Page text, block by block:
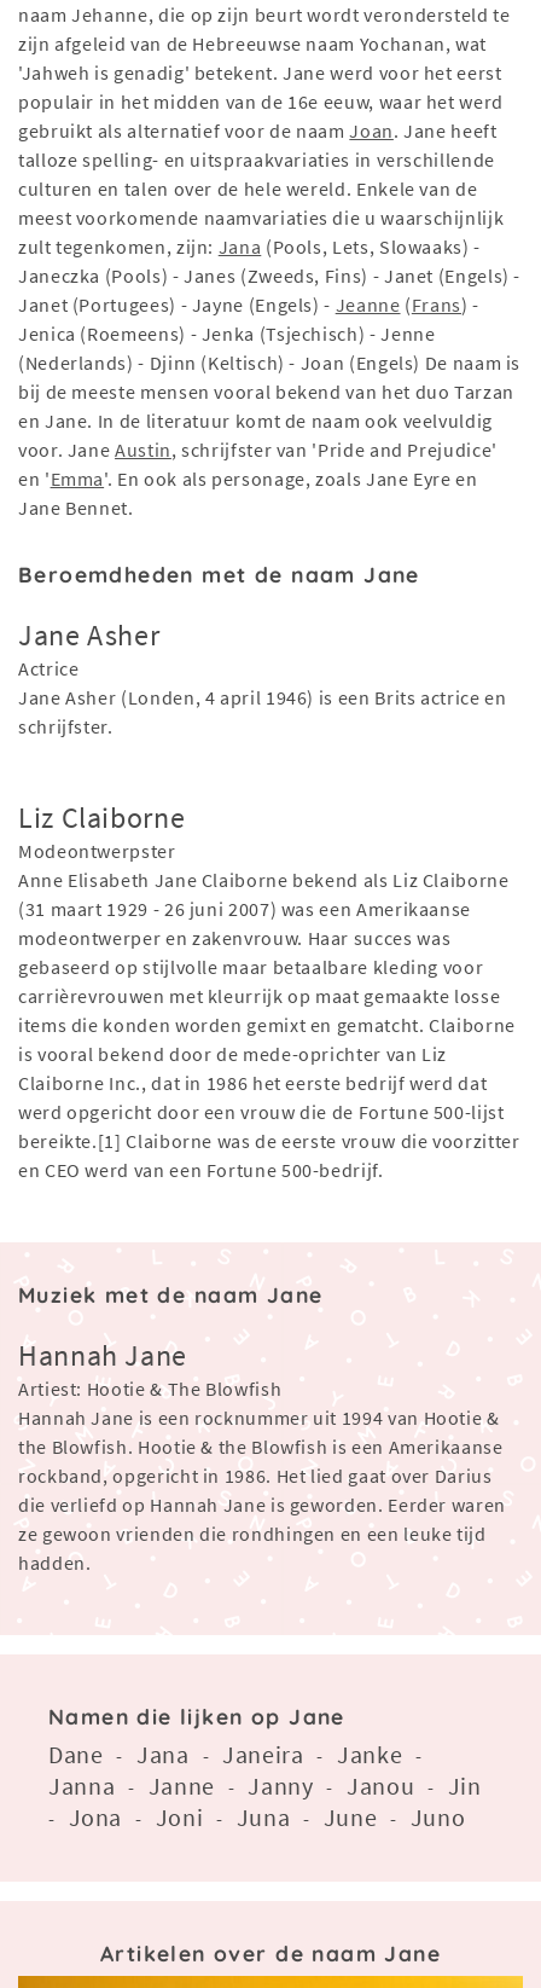
naam Jehanne, die op zijn beurt wordt verondersteld te
zijn afgeleid van de Hebreeuwse naam Yochanan, wat
'Jahweh is genadig' betekent. Jane werd voor het eerst
populair in het midden van de 16e eeuw, waar het werd
gebruikt als alternatief voor de naamJoan. Jane heeft
talloze spelling- en uitspraakvariaties in verschillende
culturen en talen over de hele wereld. Enkele van de
meest voorkomende naamvariaties die u waarschijnlijk
zult tegenkomen, zijn: Jana (Pools, Lets, Slowaaks) -
Janeczka (Pools) - Janes (Zweeds, Fins) - Janet (Engels) -
Janet (Portugees) - Jayne (Engels) - Jeanne (Frans) -
Jenica (Roemeens) - Jenka (Tsjechisch) - Jenne
(Nederlands) - Djinn (Keltisch) - Joan (Engels) De naam is
bij de meeste mensen vooral bekend van het duo Tarzan
en Jane. In de literatuur komt de naam ook veelvuldig
voor. JaneAustin, schrijfster van 'Pride and Prejudice'
en 'Emma'. En ook als personage, zoals Jane Eyre en
Jane Bennet.
Beroemdheden met de naam Jane
Jane Asher
Actrice
Jane Asher (Londen, 4 april 1946) is een Brits actrice en
schrijfster.
Liz Claiborne
Modeontwerpster
Anne Elisabeth Jane Claiborne bekend als Liz Claiborne
(31 maart 1929 - 26 juni 2007) was een Amerikaanse
modeontwerper en zakenvrouw. Haar succes was
gebaseerd op stijlvolle maar betaalbare kleding voor
carrièrevrouwen met kleurrijk op maat gemaakte losse
items die konden worden gemixt en gematcht. Claiborne
is vooral bekend door de mede-oprichter van Liz
Claiborne Inc., dat in 1986 het eerste bedrijf werd dat
werd opgericht door een vrouw die de Fortune 500-lijst
bereikte.[1] Claiborne was de eerste vrouw die voorzitter
en CEO werd van een Fortune 500-bedrijf.
Muziek met de naam Jane
Hannah Jane
Artiest: Hootie & The Blowfish
Hannah Jane is een rocknummer uit 1994 van Hootie &
the Blowfish. Hootie & the Blowfish is een Amerikaanse
rockband, opgericht in 1986. Het lied gaat over Darius
die verliefd op Hannah Jane is geworden. Eerder waren
ze gewoon vrienden die rondhingen en een leuke tijd
hadden.
Namen die lijken op Jane
Dane - Jana - Janeira - Janke -
Janna - Janne - Janny - Janou - Jin
- Jona - Joni - Juna - June - Juno
Artikelen over de naam Jane